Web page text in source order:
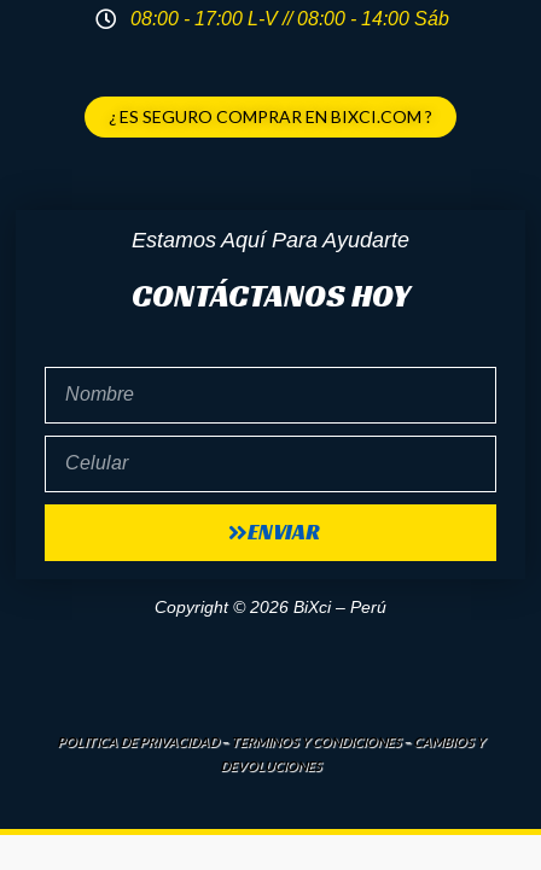
08:00 - 17:00 L-V // 08:00 - 14:00 Sáb
¿ ES SEGURO COMPRAR EN BIXCI.COM ?
Estamos Aquí Para Ayudarte
CONTÁCTANOS HOY
ENVIAR
Copyright © 2026 BiXci – Perú
POLITICA DE PRIVACIDAD–TERMINOS Y CONDICIONES–CAMBIOS Y
DEVOLUCIONES